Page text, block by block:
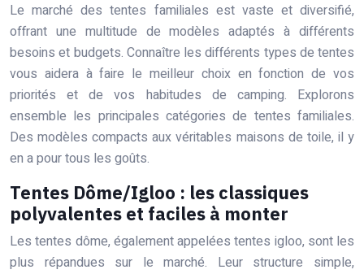
Le marché des tentes familiales est vaste et diversifié,
offrant une multitude de modèles adaptés à différents
besoins et budgets. Connaître les différents types de tentes
vous aidera à faire le meilleur choix en fonction de vos
priorités et de vos habitudes de camping. Explorons
ensemble les principales catégories de tentes familiales.
Des modèles compacts aux véritables maisons de toile, il y
en a pour tous les goûts.
Tentes Dôme/Igloo : les classiques
polyvalentes et faciles à monter
Les tentes dôme, également appelées tentes igloo, sont les
plus répandues sur le marché. Leur structure simple,